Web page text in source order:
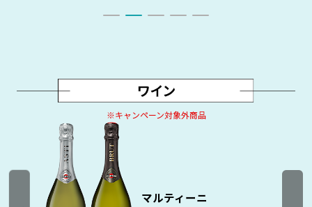
※キャンペーン対象外商品
マルティーニ